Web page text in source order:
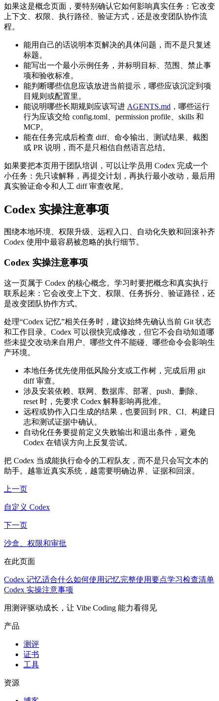
如果这是概念页面，要特别确认它如何影响真实任务：它改变
上下文、权限、执行路径、验证方式，还是改变团队协作流
程。
能用自己的话说明本页解决的具体问题，而不是只复述
标题。
能写出一个最小示例任务，并标明目标、范围、禁止事
项和验收标准。
能判断哪些信息应该放进当前提示，哪些应该沉淀到项
目规则或配置里。
能说明哪些长期规则应该写进 AGENTS.md ，哪些运行
行为应该交给 config.toml、permission profile、skills 和
MCP。
能在任务完成后检查 diff、命令输出、测试结果、截图
或 PR 说明，而不是只相信自然语言总结。
如果要把本页用于团队培训，可以让学员用 Codex 完成一个
小任务：先只读解释，再提交计划，再执行最小改动，最后用
真实验证命令和人工 diff 审查收尾。
Codex 实操注意事项
围绕本地环境、权限升级、远程入口、自动化失败和回滚补齐
Codex 使用中最容易被忽略的执行细节。
Codex 实操注意事项
这一页属于 Codex 的核心概念。学习时要把概念和真实执行
联系起来：它会改变上下文、权限、任务拆分、验证路径，还
是改变团队协作方式。
处理“Codex 记忆”相关任务时，建议始终先确认当前 Git 状态
和工作目录。Codex 可以很快完成修改，但它不会自动知道哪
些未提交改动来自用户、哪些文件不能碰、哪些命令会影响生
产环境。
本地任务优先使用低风险分支或工作树，完成后用 git
diff 审查。
涉及安装依赖、联网、数据库、部署、push、删除、
reset 时，先要求 Codex 解释影响再批准。
远程或协作入口生成的结果，也要回到 PR、CI、构建日
志和测试证据中确认。
自动化任务要提前定义失败输出和退出条件，避免
Codex 在错误方向上反复尝试。
把 Codex 当成能执行命令的工程队友，而不是只会写文本的
助手。越靠近真实系统，越需要明确边界、证据和回滚。
上一页
自定义 Codex
下一页
沙盒、权限和审批
在此页面
Codex 记忆适合什么如何使用记忆完整使用要点学习检查清单
Codex 实操注意事项
用测评驱动成长，让 Vibe Coding 能力看得见
产品
测评
证书
工具
资源